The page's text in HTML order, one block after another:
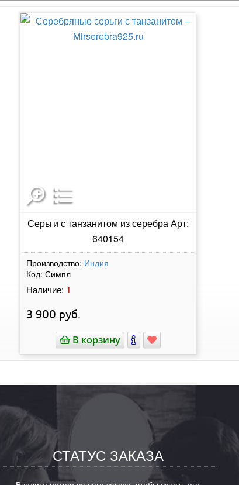
Серьги с танзанитом из серебра Арт:
640154
Производство: Индия
Код: Симпл
Наличие: 1
3 900 руб.
В корзину
СТАТУС ЗАКАЗА